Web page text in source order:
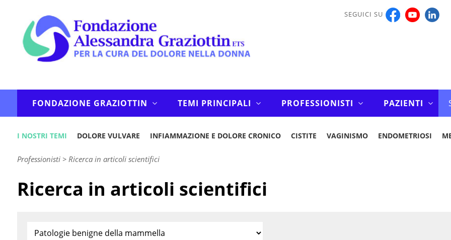
SEGUICI SU
FONDAZIONE GRAZIOTTIN TEMI PRINCIPALI PROFESSIONISTI PAZIENTI
I NOSTRI TEMI DOLORE VULVARE INFIAMMAZIONE E DOLORE CRONICO CISTITE VAGINISMO ENDOMETRIOSI
Professionisti> Ricerca in articoli scientifici
Ricerca in articoli scientifici